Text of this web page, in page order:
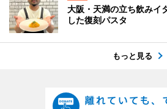
大阪・天満の立ち飲みイ
した復刻パスタ
もっと見る